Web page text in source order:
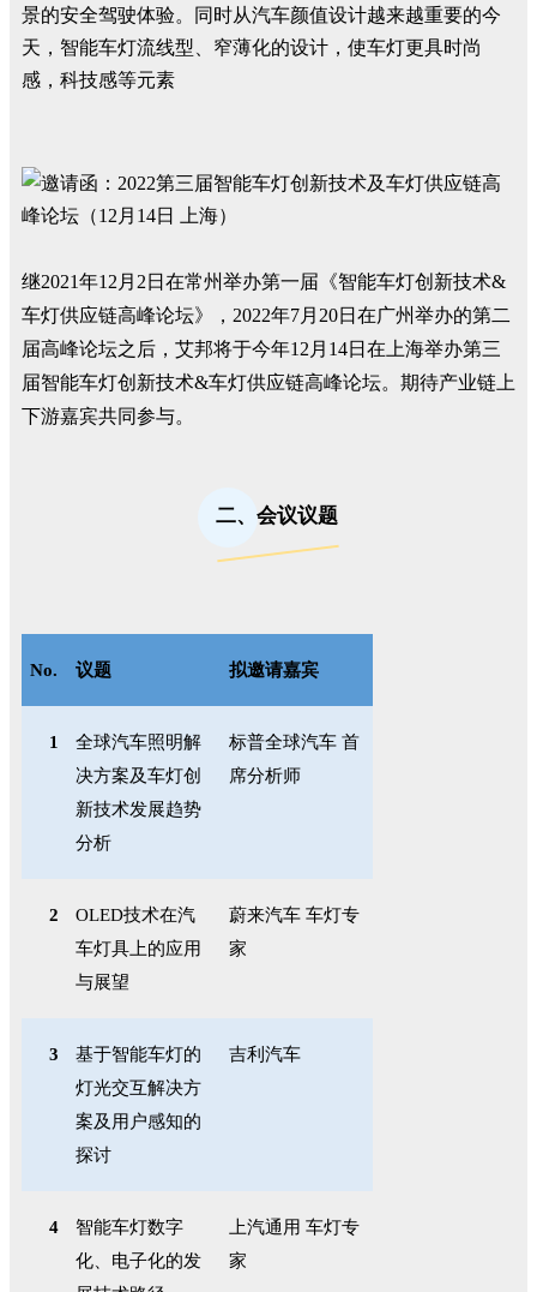
景的安全驾驶体验。同时从汽车颜值设计越来越重要的今
天，智能车灯流线型、窄薄化的设计，使车灯更具时尚
感，科技感等元素
继2021年12月2日在常州举办第一届《智能车灯创新技术&
车灯供应链高峰论坛》，2022年7月20日在广州举办的第二
届高峰论坛之后，艾邦将于今年12月14日在上海举办第三
届智能车灯创新技术&车灯供应链高峰论坛。期待产业链上
下游嘉宾共同参与。
二、会议议题
No. 议题 拟邀请嘉宾
1
全球汽车照明解
决方案及车灯创
新技术发展趋势
分析
标普全球汽车 首
席分析师
2 OLED技术在汽
车灯具上的应用
与展望
蔚来汽车 车灯专
家
3
基于智能车灯的
灯光交互解决方
案及用户感知的
探讨
吉利汽车
4
智能车灯数字
化、电子化的发
上汽通用 车灯专
家